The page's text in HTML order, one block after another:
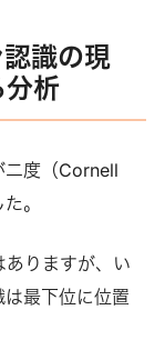
識の現
析
二度（Cornell
。
りますが、い
最下位に位置